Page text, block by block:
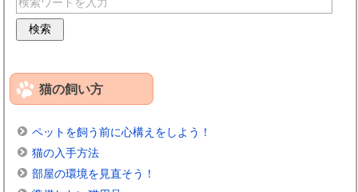
猫の飼い方
ペットを飼う前に心構えをしよう！
猫の入手方法
部屋の環境を見直そう！